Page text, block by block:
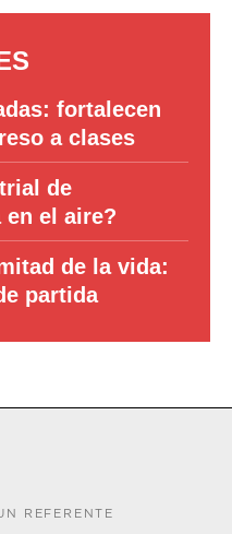
fortalecen
a clases
de
en el aire?
de la vida:
partida
REFERENTE